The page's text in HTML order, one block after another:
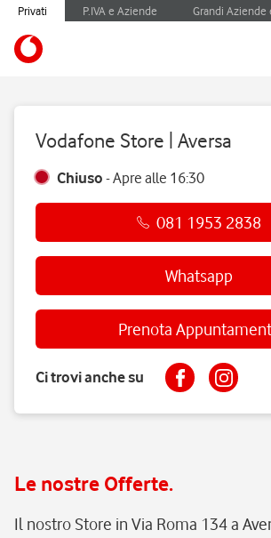
Privati P.IVA e Aziende Grandi Aziende
Vodafone Store | Aversa
Chiuso -Apre alle 16:30
081 1953 2838
Whatsapp
Prenota
Ci trovi anche su
Le nostre Offerte.
Il nostro Store in Via Roma 134 a